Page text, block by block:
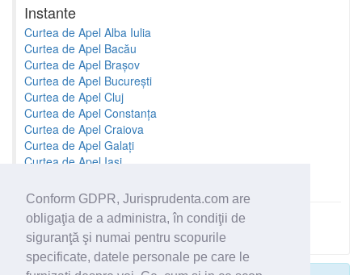
Conform GDPR, Jurisprudenta.com are
obligaţia de a administra, în condiţii de
siguranţă şi numai pentru scopurile
specificate, datele personale pe care le
Instante
Curtea de Apel Alba Iulia
Curtea de Apel Bacău
Curtea de Apel Brașov
Curtea de Apel București
Curtea de Apel Cluj
Curtea de Apel Constanța
Curtea de Apel Craiova
Curtea de Apel Galați
Curtea de Apel Iași
Toate instantele